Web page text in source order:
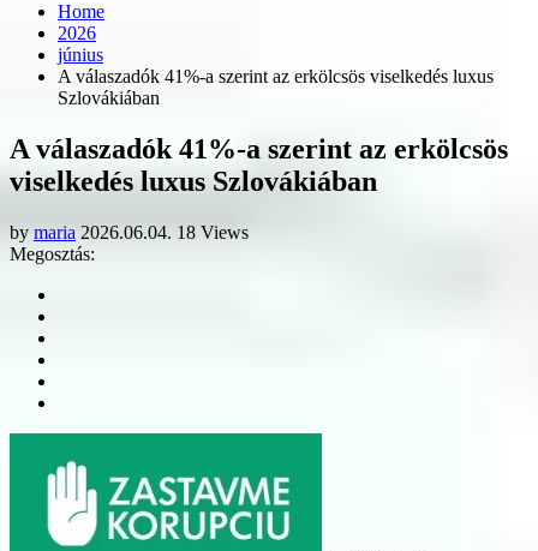
Home
2026
június
A válaszadók 41%-a szerint az erkölcsös viselkedés luxus
Szlovákiában
A válaszadók 41%-a szerint az erkölcsös
viselkedés luxus Szlovákiában
by maria 2026.06.04. 18 Views
Megosztás: